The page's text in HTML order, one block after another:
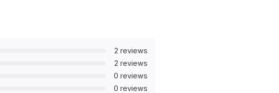
2 reviews
2 reviews
0 reviews
0 reviews